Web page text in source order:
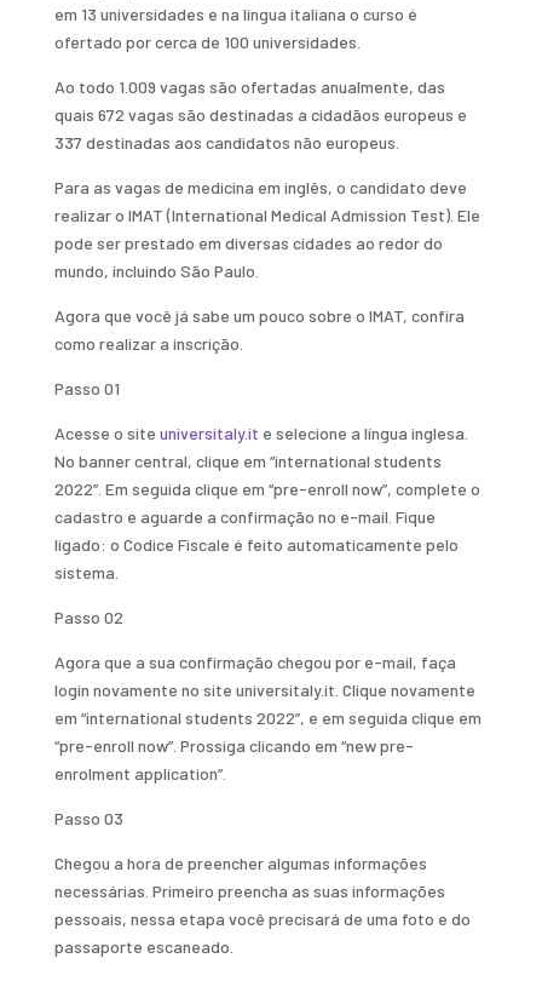
em 13 universidades e na língua italiana o curso é
ofertado por cerca de 100 universidades.
Ao todo 1.009 vagas são ofertadas anualmente, das
quais 672 vagas são destinadas a cidadãos europeus e
337 destinadas aos candidatos não europeus.
Para as vagas de medicina em inglês, o candidato deve
realizar o IMAT (International Medical Admission Test). Ele
pode ser prestado em diversas cidades ao redor do
mundo, incluindo São Paulo.
Agora que você já sabe um pouco sobre o IMAT, confira
como realizar a inscrição.
Passo 01
Acesse o site universitaly.it e selecione a língua inglesa.
No banner central, clique em “international students
2022”. Em seguida clique em “pre-enroll now”, complete o
cadastro e aguarde a confirmação no e-mail. Fique
ligado: o Codice Fiscale é feito automaticamente pelo
sistema.
Passo 02
Agora que a sua confirmação chegou por e-mail, faça
login novamente no site universitaly.it. Clique novamente
em “international students 2022”, e em seguida clique em
“pre-enroll now”. Prossiga clicando em “new pre-
enrolment application”.
Passo 03
Chegou a hora de preencher algumas informações
necessárias. Primeiro preencha as suas informações
pessoais, nessa etapa você precisará de uma foto e do
passaporte escaneado.